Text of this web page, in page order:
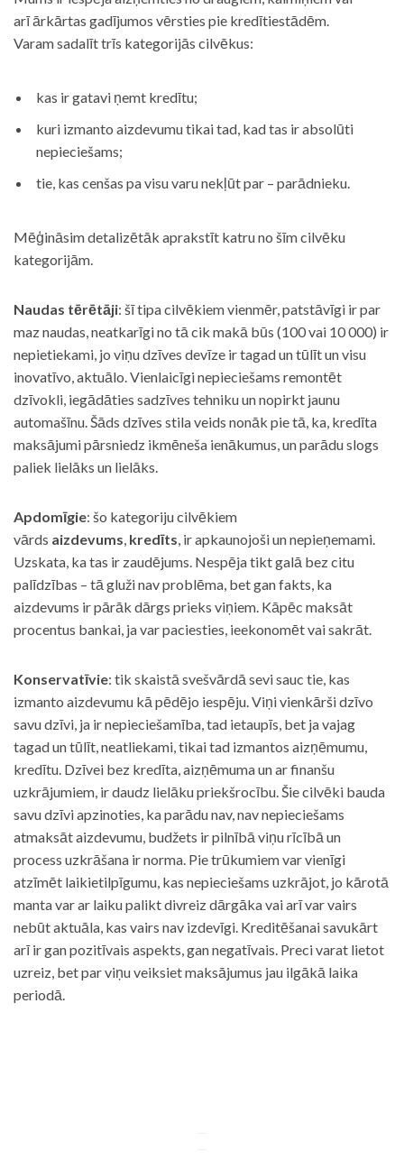
arī ārkārtas gadījumos vērsties pie kredītiestādēm.
Varam sadalīt trīs kategorijās cilvēkus:
kas ir gatavi ņemt kredītu;
kuri izmanto aizdevumu tikai tad, kad tas ir absolūti
nepieciešams;
tie, kas cenšas pa visu varu nekļūt par – parādnieku.
Mēģināsim detalizētāk aprakstīt katru no šīm cilvēku
kategorijām.
Naudas tērētāji: šī tipa cilvēkiem vienmēr, patstāvīgi ir par
maz naudas, neatkarīgi no tā cik makā būs (100 vai 10 000) ir
nepietiekami, jo viņu dzīves devīze ir tagad un tūlīt un visu
inovatīvo, aktuālo. Vienlaicīgi nepieciešams remontēt
dzīvokli, iegādāties sadzīves tehniku un nopirkt jaunu
automašīnu. Šāds dzīves stila veids nonāk pie tā, ka, kredīta
maksājumi pārsniedz ikmēneša ienākumus, un parādu slogs
paliek lielāks un lielāks.
Apdomīgie: šo kategoriju cilvēkiem
vārds aizdevums, kredīts, ir apkaunojoši un nepieņemami.
Uzskata, ka tas ir zaudējums. Nespēja tikt galā bez citu
palīdzības – tā gluži nav problēma, bet gan fakts, ka
aizdevums ir pārāk dārgs prieks viņiem. Kāpēc maksāt
procentus bankai, ja var paciesties, ieekonomēt vai sakrāt.
Konservatīvie: tik skaistā svešvārdā sevi sauc tie, kas
izmanto aizdevumu kā pēdējo iespēju. Viņi vienkārši dzīvo
savu dzīvi, ja ir nepieciešamība, tad ietaupīs, bet ja vajag
tagad un tūlīt, neatliekami, tikai tad izmantos aizņēmumu,
kredītu. Dzīvei bez kredīta, aizņēmuma un ar finanšu
uzkrājumiem, ir daudz lielāku priekšrocību. Šie cilvēki bauda
savu dzīvi apzinoties, ka parādu nav, nav nepieciešams
atmaksāt aizdevumu, budžets ir pilnībā viņu rīcībā un
process uzkrāšana ir norma. Pie trūkumiem var vienīgi
atzīmēt laikietilpīgumu, kas nepieciešams uzkrājot, jo kārotā
manta var ar laiku palikt divreiz dārgāka vai arī var vairs
nebūt aktuāla, kas vairs nav izdevīgi. Kreditēšanai savukārt
arī ir gan pozitīvais aspekts, gan negatīvais. Preci varat lietot
uzreiz, bet par viņu veiksiet maksājumus jau ilgākā laika
periodā.